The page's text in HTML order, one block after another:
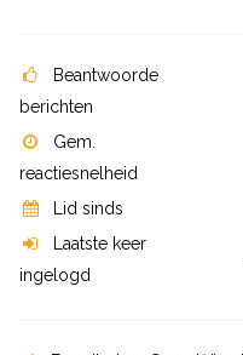
Beantwoorde
berichten
Gem.
reactiesnelheid
Lid sinds
Laatste keer
ingelogd